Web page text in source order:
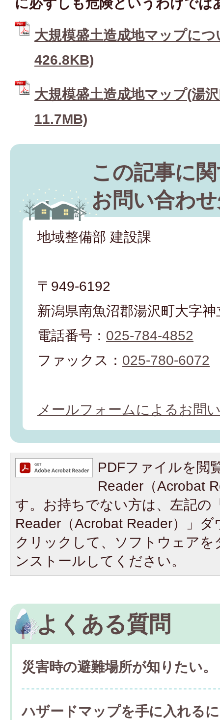
に必ずしも危険というわけでは
大規模盛土造成地マップに
426.8KB)
大規模盛土造成地マップ(湯
11.7MB)
この記事に
お問い合わ
地域整備部 建設課
〒949-6192
新潟県南魚沼郡湯沢町大字
電話番号： 025-784-4852
ファックス： 025-780-6072
メールフォームによるお問
PDFファイルを閲
Reader（Acrobat
す。お持ちでない方は、左記の
Reader（Acrobat Reader）」
クリックして、ソフトウェア
ンストールしてください。
よくある質問
災害時の避難場所が知りたい。
ハザードマップを手に入れる